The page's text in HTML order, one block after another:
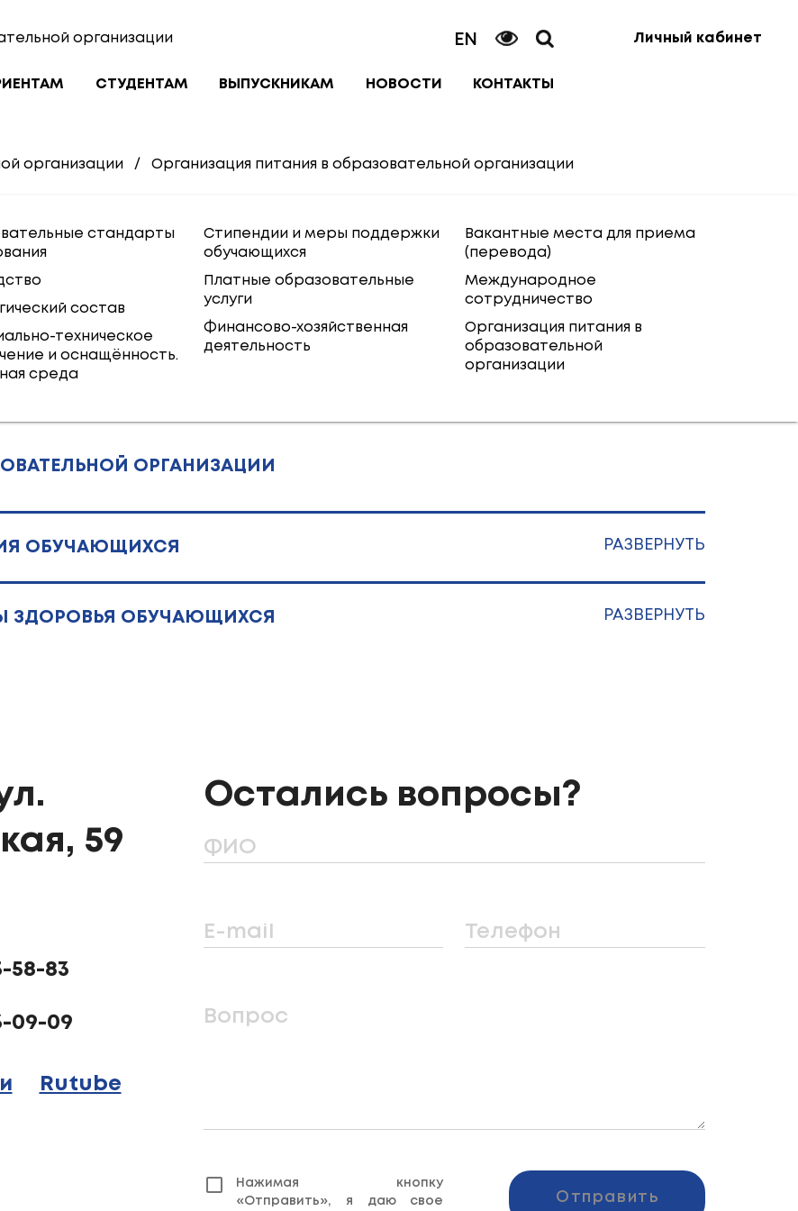
организации EN
СТУДЕНТАМ ВЫПУСКНИКАМ НОВОСТИ КОНТАКТЫ
Личный кабинет
организации / Организация питания в образовательной организации
стандарты
состав
техническое
и оснащённость.
среда
Стипендии и меры поддержки
обучающихся
Платные образовательные
услуги
Финансово-хозяйственная
деятельность
Вакантные места для приема
(перевода)
Международное
сотрудничество
Организация питания в
образовательной
организации
ОРГАНИЗАЦИИ
ОБУЧАЮЩИХСЯ РАЗВЕРНУТЬ
ЗДОРОВЬЯ ОБУЧАЮЩИХСЯ РАЗВЕРНУТЬ
59
58-83
09-09
Rutube
Остались вопросы?
ФИО
E-mail Телефон
Вопрос
Нажимая кнопку
«Отправить», я даю свое
Отправить